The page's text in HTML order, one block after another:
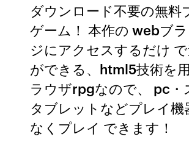
ダウンロード不要の無料
ゲーム！ 本作の webブ
ジにアクセスするだけ
ができる、html5技術を
ラウザrpgなので、 pc・
タブレットなどプレイ機
なくプレイ できます！